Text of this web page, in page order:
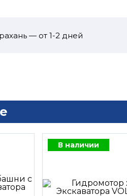
— от 1-2 дней
В наличии